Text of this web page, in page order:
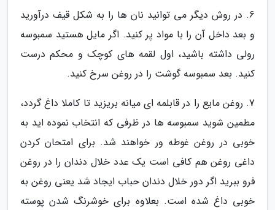
6. در روش دیگر می توانید نان ها را به شکل قیف درآورید
و بعد داخل آن را با مواد پر کنید. اگر مایل هستید سمبوسه
رولی داشته باشید، اول لقمه های کوچک و محکم درست
کنید. بعد سمبوسه گوشت را در روغن سرخ کنید.
7. روغن مایع را در قابلمه ای میانه بریزید تا کاملا داغ گردد،
مطمین شوید سمبوسه ها در ظرفی که انتخاب نموده اید به
خوبی در روغن غوطه ور خواهند شد. برای امتحان کردن
داغی روغن هم کافی است یک عدد خلال دندان را در روغن
فرو ببرید اگر دور خلال دندان حباب ایجاد شد یعنی روغن به
خوبی داغ شده است. بعلاوه برای خوشرنگ شدن پوسته